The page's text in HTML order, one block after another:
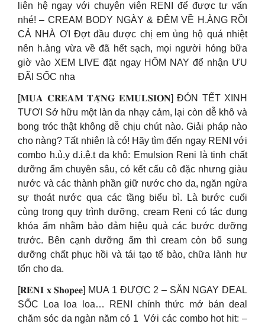
liên hệ ngay với chuyên viên RENI để được tư vấn
nhé! – CREAM BODY NGÀY & ĐÊM VỀ H.ÀNG RỒI
CẢ NHÀ ƠI Đợt đầu được chị em ủng hộ quá nhiệt
nên h.àng vừa về đã hết sạch, mọi người hóng bữa
giờ vào XEM LIVE đặt ngay HÔM NAY để nhận ƯU
ĐÃI SỐC nha
[𝐌𝐔𝐀 𝐂𝐑𝐄𝐀𝐌 𝐓𝐀̣̆𝐍𝐆 𝐄𝐌𝐔𝐋𝐒𝐈𝐎𝐍] ĐÓN TẾT XINH
TƯƠI Sở hữu một làn da nhạy cảm, lại còn dễ khô và
bong tróc thật không dễ chịu chút nào. Giải pháp nào
cho nàng? Tất nhiên là có! Hãy tìm đến ngay RENI với
combo h.ủ.y d.i.ệ.t da khô: Emulsion Reni là tinh chất
dưỡng ẩm chuyên sâu, có kết cấu cô đặc nhưng giàu
nước và các thành phần giữ nước cho da, ngăn ngừa
sự thoát nước qua các tầng biểu bì. Là bước cuối
cùng trong quy trình dưỡng, cream Reni có tác dụng
khóa ẩm nhằm bảo đảm hiệu quả các bước dưỡng
trước. Bên cạnh dưỡng ẩm thì cream còn bổ sung
dưỡng chất phục hồi và tái tạo tế bào, chữa lành hư
tổn cho da.
[𝐑𝐄𝐍𝐈 𝐱 𝐒𝐡𝐨𝐩𝐞𝐞] MUA 1 ĐƯỢC 2 – SĂN NGAY DEAL
SỐC Loa loa loa… RENI chính thức mở bán deal
chăm sóc da ngàn năm có 1 ️ Với các combo hot hit: –